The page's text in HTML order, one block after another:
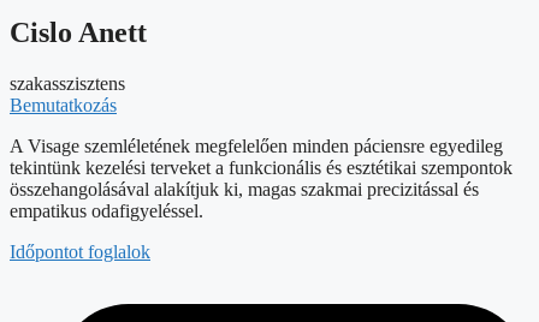
Cislo Anett
szakasszisztens
Bemutatkozás
A Visage szemléletének megfelelően minden páciensre egyedileg
tekintünk kezelési terveket a funkcionális és esztétikai szempontok
összehangolásával alakítjuk ki, magas szakmai precizitással és
empatikus odafigyeléssel.
Időpontot foglalok